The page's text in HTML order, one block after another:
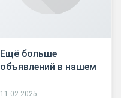
Ещё больше
объявлений в нашем
11.02.2025